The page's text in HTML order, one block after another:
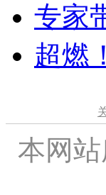
专家
超燃
本网